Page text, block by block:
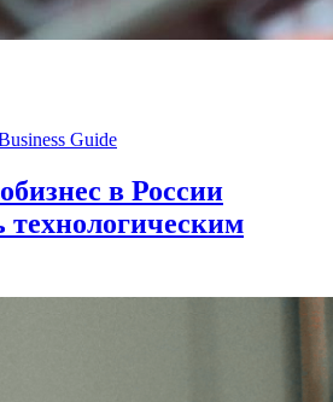
Guide
в России
технологическим